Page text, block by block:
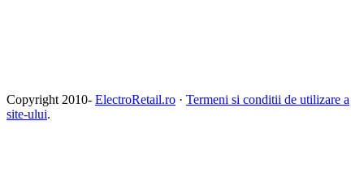
Copyright 2010- ElectroRetail.ro · Termeni si conditii de utilizare a
site-ului.